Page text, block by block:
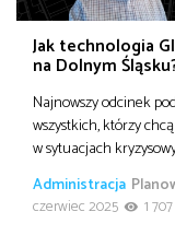
Jak technologia
na Dolnym
Najnowszy odcinek
wszystkich, którzy
w sytuacjach
Administracja
czerwiec 2025
1 707